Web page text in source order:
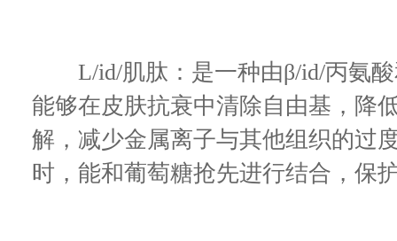
L/id/肌肽：是一种由β/id/丙氨酸
能够在皮肤抗衰中清除自由基，降
解，减少金属离子与其他组织的过
时，能和葡萄糖抢先进行结合，保